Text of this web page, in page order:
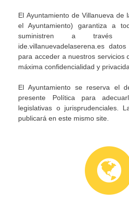
El Ayuntamiento de Villanueva de
el Ayuntamiento) garantiza a
suministren a
ide.villanuevadelaserena.es
para acceder a nuestros servicios
máxima confidencialidad y
El Ayuntamiento se reserva el
presente Política para
legislativas o jurisprudenciales.
publicará en este mismo site.